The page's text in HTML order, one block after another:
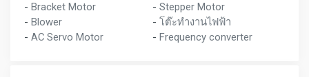
- Bracket Motor - Stepper Motor
- Blower - โต๊ะทำงานไฟฟ้า
- AC Servo Motor - Frequency converter